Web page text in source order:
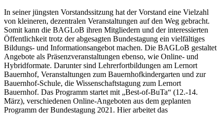
In seiner jüngsten Vorstandssitzung hat der Vorstand eine Vielzahl
von kleineren, dezentralen Veranstaltungen auf den Weg gebracht.
Somit kann die BAGLoB ihren Mitgliedern und der interessierten
Öffentlichkeit trotz der abgesagten Bundestagung ein vielfältiges
Bildungs- und Informationsangebot machen. Die BAGLoB gestaltet
Angebote als Präsenzveranstaltungen ebenso, wie Online- und
Hybridformate. Darunter sind Lehrerfortbildungen am Lernort
Bauernhof, Veranstaltungen zum Bauernhofkindergarten und zur
Bauernhof-Schule, die Wissenschaftstagung zum Lernort
Bauernhof. Das Programm startet mit „Best-of-BuTa“ (12.-14.
März), verschiedenen Online-Angeboten aus dem geplanten
Programm der Bundestagung 2021. Hier arbeitet das